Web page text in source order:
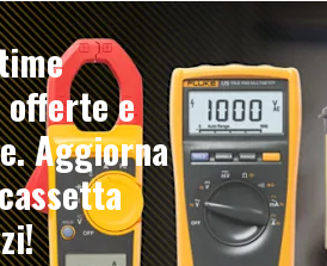
offerte e
Aggiorna